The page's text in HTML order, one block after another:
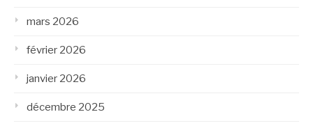
mars 2026
février 2026
janvier 2026
décembre 2025